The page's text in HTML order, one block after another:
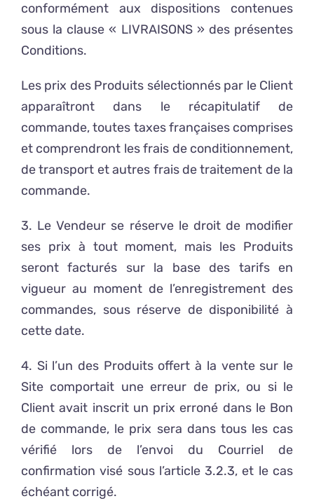
conformément aux dispositions contenues
sous la clause « LIVRAISONS » des présentes
Conditions.
Les prix des Produits sélectionnés par le Client
apparaîtront dans le récapitulatif de
commande, toutes taxes françaises comprises
et comprendront les frais de conditionnement,
de transport et autres frais de traitement de la
commande.
3. Le Vendeur se réserve le droit de modifier
ses prix à tout moment, mais les Produits
seront facturés sur la base des tarifs en
vigueur au moment de l’enregistrement des
commandes, sous réserve de disponibilité à
cette date.
4. Si l’un des Produits offert à la vente sur le
Site comportait une erreur de prix, ou si le
Client avait inscrit un prix erroné dans le Bon
de commande, le prix sera dans tous les cas
vérifié lors de l’envoi du Courriel de
confirmation visé sous l’article 3.2.3, et le cas
échéant corrigé.